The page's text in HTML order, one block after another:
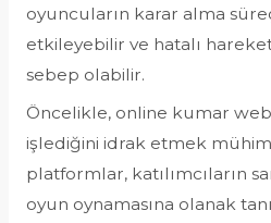
oyuncuların karar alma
etkileyebilir ve hatalı
sebep olabilir.
Öncelikle, online kumar web
işlediğini idrak etmek
platformlar, katılımcıların
oyun oynamasına olanak